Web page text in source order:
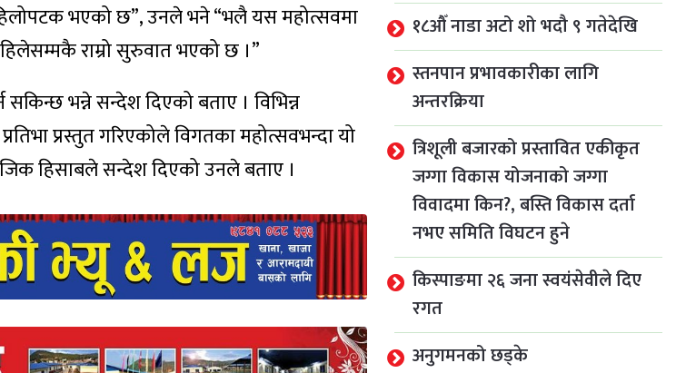
भएको छ”, उनले भने “भलै यस महोत्सवमा
राम्रो सुरुवात भएको छ ।”
भन्ने सन्देश दिएको बताए । विभिन्न
प्रस्तुत गरिएकोले विगतका महोत्सवभन्दा यो
हिसाबले सन्देश दिएको उनले बताए ।
१८औँ नाडा अटो शो भदौ ९ गतेदेखि
स्तनपान प्रभावकारीका लागि
अन्तरक्रिया
त्रिशूली बजारको प्रस्तावित एकीकृत
जग्गा विकास योजनाको जग्गा
विवादमा किन?, बस्ति विकास दर्ता
नभए समिति विघटन हुने
किस्पाङमा २६ जना स्वयंसेवीले दिए
रगत
अनुगमनको छड्के